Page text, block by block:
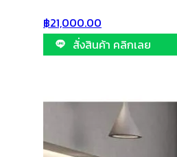
฿21,000.00
สั่งสินค้า คลิกเลย